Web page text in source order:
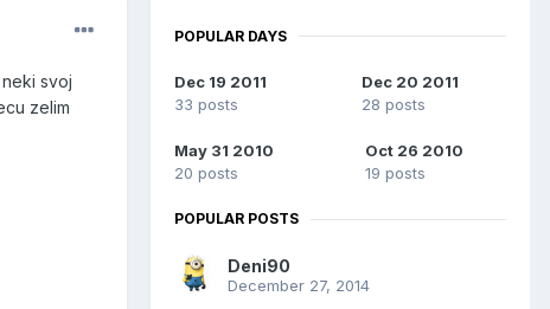
svoj
zelim
POPULAR DAYS
Dec 19 2011
33 posts
Dec 20 2011
28 posts
May 31 2010
20 posts
Oct 26 2010
19 posts
POPULAR POSTS
Deni90
December 27, 2014